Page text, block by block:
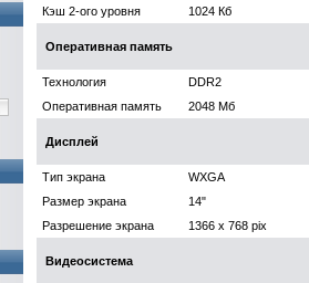
Кэш 2-ого уровня
1024 Кб
Оперативная память
Технология
DDR2
Оперативная память
2048 Мб
Дисплей
Тип экрана
WXGA
Размер экрана
14"
Разрешение экрана
1366 x 768 pix
Видеосистема